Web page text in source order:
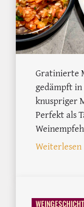
Gratinierte
gedämpft
knuspriger
Perfekt als
Weiterlesen